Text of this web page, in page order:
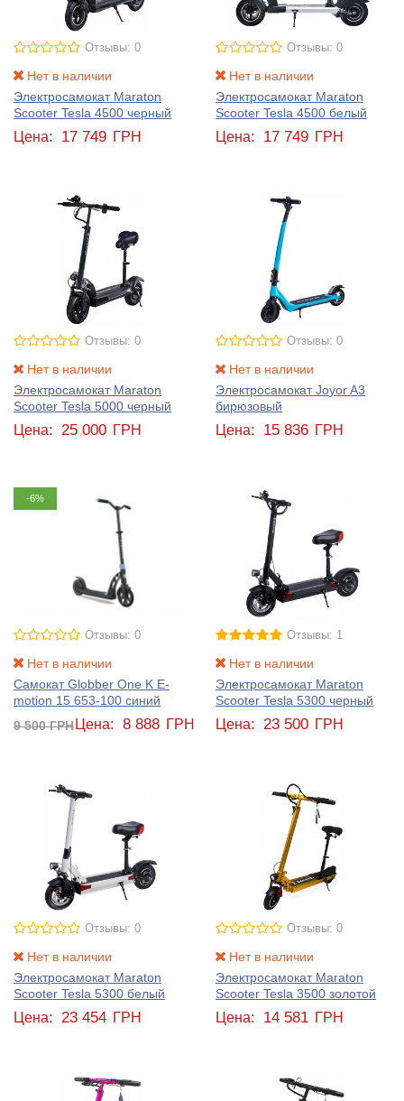
Отзывы: 0
Нет в наличии
Электросамокат Maraton
Scooter Tesla 4500 черный
Цена: 17 749 ГРН
Отзывы: 0
Нет в наличии
Электросамокат Maraton
Scooter Tesla 4500 белый
Цена: 17 749 ГРН
Отзывы: 0
Нет в наличии
Электросамокат Maraton
Scooter Tesla 5000 черный
Цена: 25 000 ГРН
Отзывы: 0
Нет в наличии
Электросамокат Joyor A3
бирюзовый
Цена: 15 836 ГРН
-6%
Отзывы: 0
Нет в наличии
Самокат Globber One K E-
motion 15 653-100 синий
9 500ГРН Цена: 8 888 ГРН
Отзывы: 1
Нет в наличии
Электросамокат Maraton
Scooter Tesla 5300 черный
Цена: 23 500 ГРН
Отзывы: 0
Нет в наличии
Электросамокат Maraton
Scooter Tesla 5300 белый
Цена: 23 454 ГРН
Отзывы: 0
Нет в наличии
Электросамокат Maraton
Scooter Tesla 3500 золотой
Цена: 14 581 ГРН